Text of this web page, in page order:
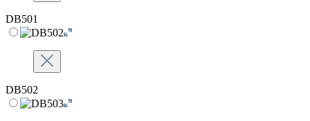
DB501
DB502